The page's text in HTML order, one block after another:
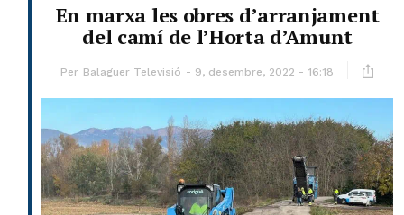
En marxa les obres d’arranjament
del camí de l’Horta d’Amunt
Per Balaguer Televisió 9, desembre, 2022 - 16:18